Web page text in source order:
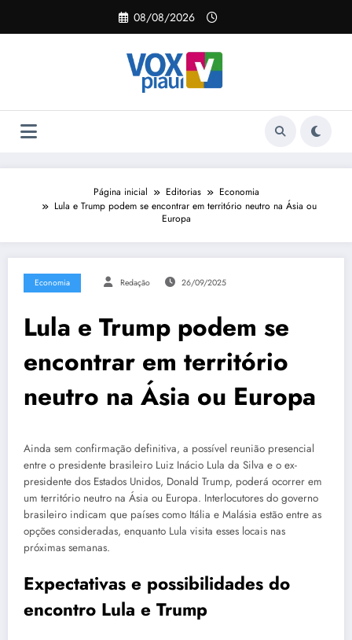
o
08/08/2026
Página inicial Editorias
Economia
Lula e Trump podem se encontrar em território neutro na Ásia ou
Europa
Economia Redação 26/09/2025
Lula e Trump podem se
encontrar em território
neutro na Ásia ou Europa
Ainda sem confirmação definitiva, a possível reunião presencial
entre o presidente brasileiro Luiz Inácio Lula da Silva e o ex-
presidente dos Estados Unidos, Donald Trump, poderá ocorrer em
um território neutro na Ásia ou Europa. Interlocutores do governo
brasileiro indicam que países como Itália e Malásia estão entre as
opções consideradas, enquanto Lula visita esses locais nas
próximas semanas.
Expectativas e possibilidades do
encontro Lula e Trump